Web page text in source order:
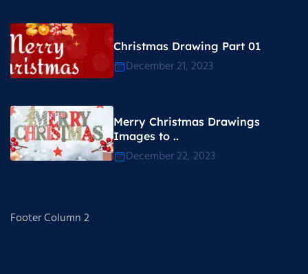
Christmas Drawing Part 01
December 21, 2023
Merry Christmas Drawings
Images to ..
December 22, 2023
Footer Column 2